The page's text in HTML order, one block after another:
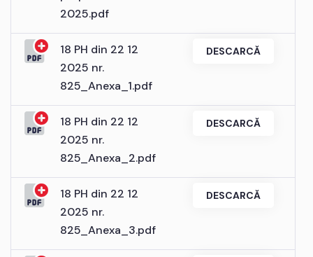
2025.pdf
18 PH din 22 12
2025 nr.
825_Anexa_1.pdf
DESCARCĂ
18 PH din 22 12
2025 nr.
825_Anexa_2.pdf
DESCARCĂ
18 PH din 22 12
2025 nr.
825_Anexa_3.pdf
DESCARCĂ